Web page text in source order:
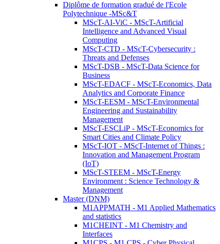
Diplôme de formation gradué de l'Ecole
Polytechnique -MSc&T
MScT-AI-ViC - MScT-Artificial
Intelligence and Advanced Visual
Computing
MScT-CTD - MScT-Cybersecurity :
Threats and Defenses
MScT-DSB - MScT-Data Science for
Business
MScT-EDACF - MScT-Economics, Data
Analytics and Corporate Finance
MScT-EESM - MScT-Environmental
Engineering and Sustainability
Management
MScT-ESCLiP - MScT-Economics for
Smart Cities and Climate Policy
MScT-IOT - MScT-Internet of Things :
Innovation and Management Program
(IoT)
MScT-STEEM - MScT-Energy
Environment : Science Technology &
Management
Master (DNM)
M1APPMATH - M1 Applied Mathematics
and statistics
M1CHEINT - M1 Chemistry and
Interfaces